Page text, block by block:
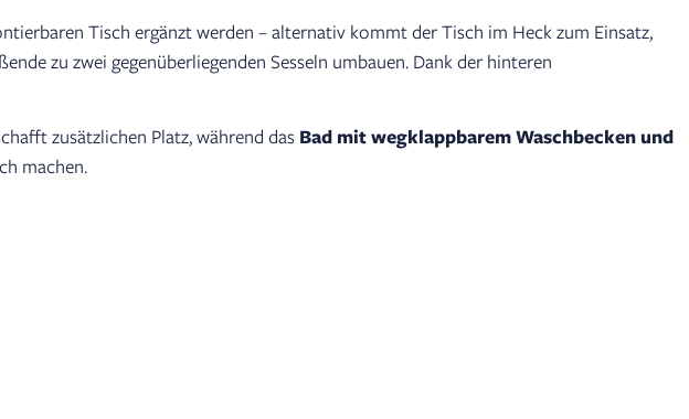
Tisch ergänzt werden – alternativ kommt der Tisch im Heck zum Einsatz,
zu zwei gegenüberliegenden Sesseln umbauen. Dank der hinteren
zusätzlichen Platz, während das Bad mit wegklappbarem Waschbecken und
machen.